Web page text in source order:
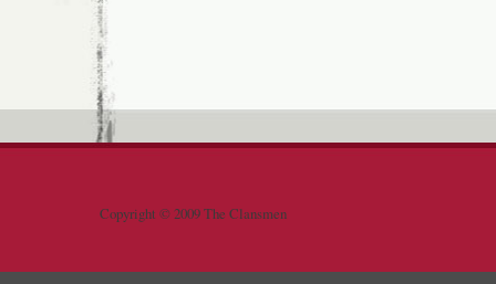
Copyright © 2009 The Clansmen